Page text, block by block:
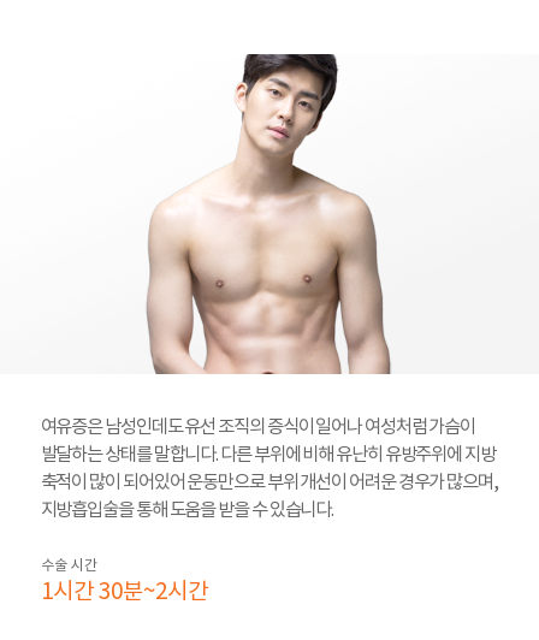
여유증은 남성인데도 유선 조직의 증식이 일어나 여성처럼 가슴이
발달하는 상태를 말합니다. 다른 부위에 비해 유난히 유방주위에 지방
축적이 많이 되어있어 운동만으로 부위 개선이 어려운 경우가 많으며,
지방흡입술을 통해 도움을 받을 수 있습니다.
수술 시간
1시간 30분~2시간